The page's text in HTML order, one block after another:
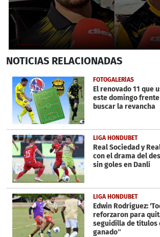
seconds
8
minutes,
20
seconds
NOTICIAS RELACIONADAS
FOTOGALERÍAS
El renovado 11 que
este domingo
buscar la revancha
LIGA HONDUBET
Real Sociedad y
con el drama del
sin goles en Danlí
LIGA HONDUBET
Edwin Rodríguez:
reforzaron para
seguidilla de títulos
ganado”